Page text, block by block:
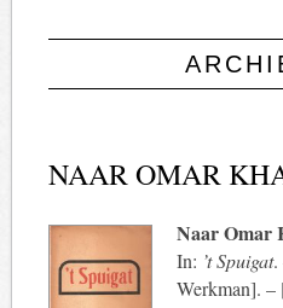
springen
NAAR OMAR
Naar Omar
In: ’t Spuigat.
Werkman]. –